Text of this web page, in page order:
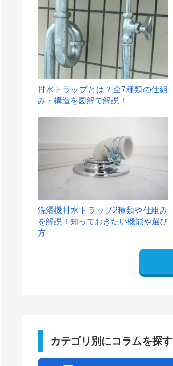
1
排水トラップとは？全7種類の仕組
み・構造を図解で解説！
洗濯機排水トラップ2種類や仕組み
を解説！知っておきたい機能や選び
方
カテゴリ別にコラムを探す